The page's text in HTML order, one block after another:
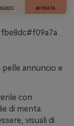
annuncio e
con
di menta.
visuali di